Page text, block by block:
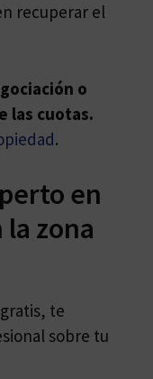
recuperar el
o
las cuotas.
.
en
zona
te
sobre tu